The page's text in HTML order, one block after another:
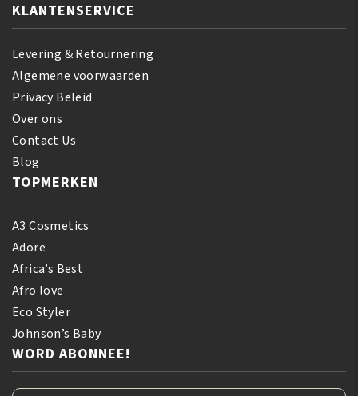
KLANTENSERVICE
Levering & Retournering
Algemene voorwaarden
Privacy Beleid
Over ons
Contact Us
Blog
TOPMERKEN
A3 Cosmetics
Adore
Africa’s Best
Afro love
Eco Styler
Johnson’s Baby
WORD ABONNEE!